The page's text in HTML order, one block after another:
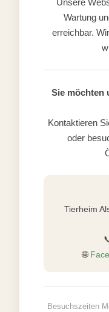
Unsere
Wartung
erreichbar.
Sie möchten
Kontaktieren
oder
Tierheim
🌐
Besuchszeiten